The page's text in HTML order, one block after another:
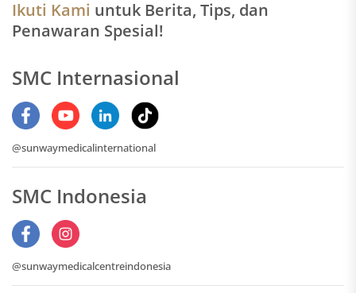
Ikuti Kami untuk Berita, Tips, dan
Penawaran Spesial!
SMC Internasional
@sunwaymedicalinternational
SMC Indonesia
@sunwaymedicalcentreindonesia